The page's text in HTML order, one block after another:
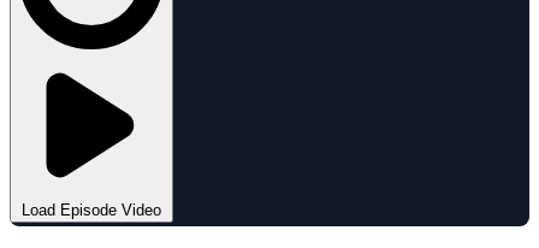
Load Episode Video